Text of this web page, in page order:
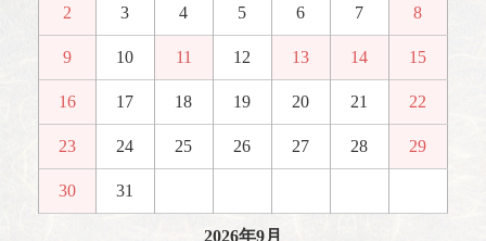
2 3 4 5 6 7 8
9 10 11 12 13 14 15
16 17 18 19 20 21 22
23 24 25 26 27 28 29
30 31
2026年9月